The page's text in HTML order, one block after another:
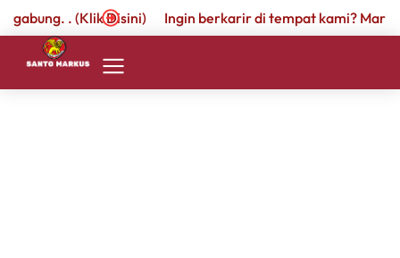
. (Klik Disini) Ingin berkarir di tempat kami? Mari